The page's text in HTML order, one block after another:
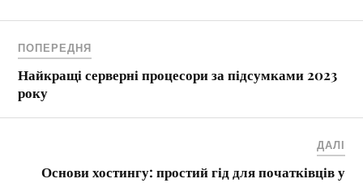
ПОПЕРЕДНЯ
Найкращі серверні процесори за підсумками 2023
року
ДАЛІ
Основи хостингу: простий гід для початківців у